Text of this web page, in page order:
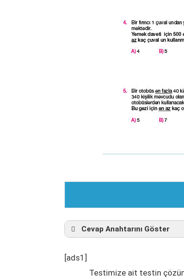
Cevap Anahtarını Göster
[ads1]
Testimize ait testin